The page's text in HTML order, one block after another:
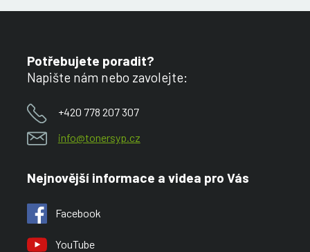
Potřebujete poradit?
Napište nám nebo zavolejte:
+420 778 207 307
info@tonersyp.cz
Nejnovější informace a videa pro Vás
Facebook
YouTube